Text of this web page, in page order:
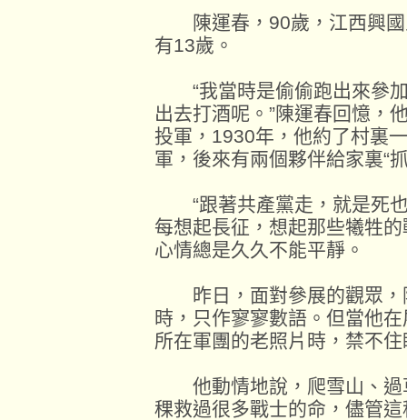
陳運春，90歲，江西興國
有13歲。
“我當時是偷偷跑出來參加
出去打酒呢。”陳運春回憶，
投軍，1930年，他約了村裏
軍，後來有兩個夥伴給家裏“
“跟著共產黨走，就是死也
每想起長征，想起那些犧牲
心情總是久久不能平靜。
昨日，面對參展的觀眾，
時，只作寥寥數語。但當他
所在軍團的老照片時，禁不
他動情地說，爬雪山、過
稞救過很多戰士的命，儘管